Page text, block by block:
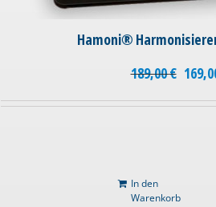
Hamoni®
189,00€
In den
Warenkorb